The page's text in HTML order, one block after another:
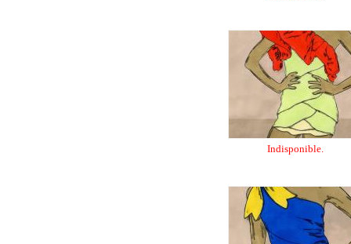
Indisponible.